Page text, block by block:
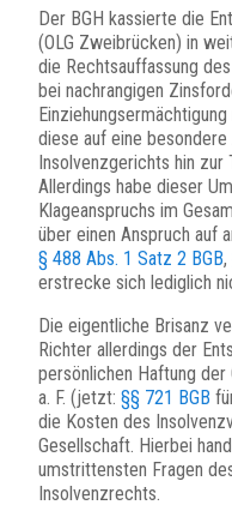
Der BGH kassierte die
(OLG Zweibrücken) in
die Rechtsauffassung
bei nachrangigen
Einziehungsermächtigung
diese auf eine
Insolvenzgerichts hin zur
Allerdings habe dieser
Klageanspruchs im
über einen Anspruch auf
§ 488 Abs. 1 Satz 2 BGB,
erstrecke sich lediglich
Die eigentliche Brisanz
Richter allerdings der
persönlichen Haftung der
a. F. (jetzt: §§ 721 BGB
die Kosten des
Gesellschaft. Hierbei
umstrittensten Fragen
Insolvenzrechts.